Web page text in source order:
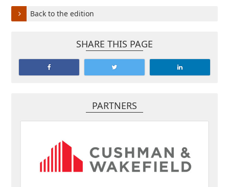
Back to the edition
SHARE THIS PAGE
PARTNERS